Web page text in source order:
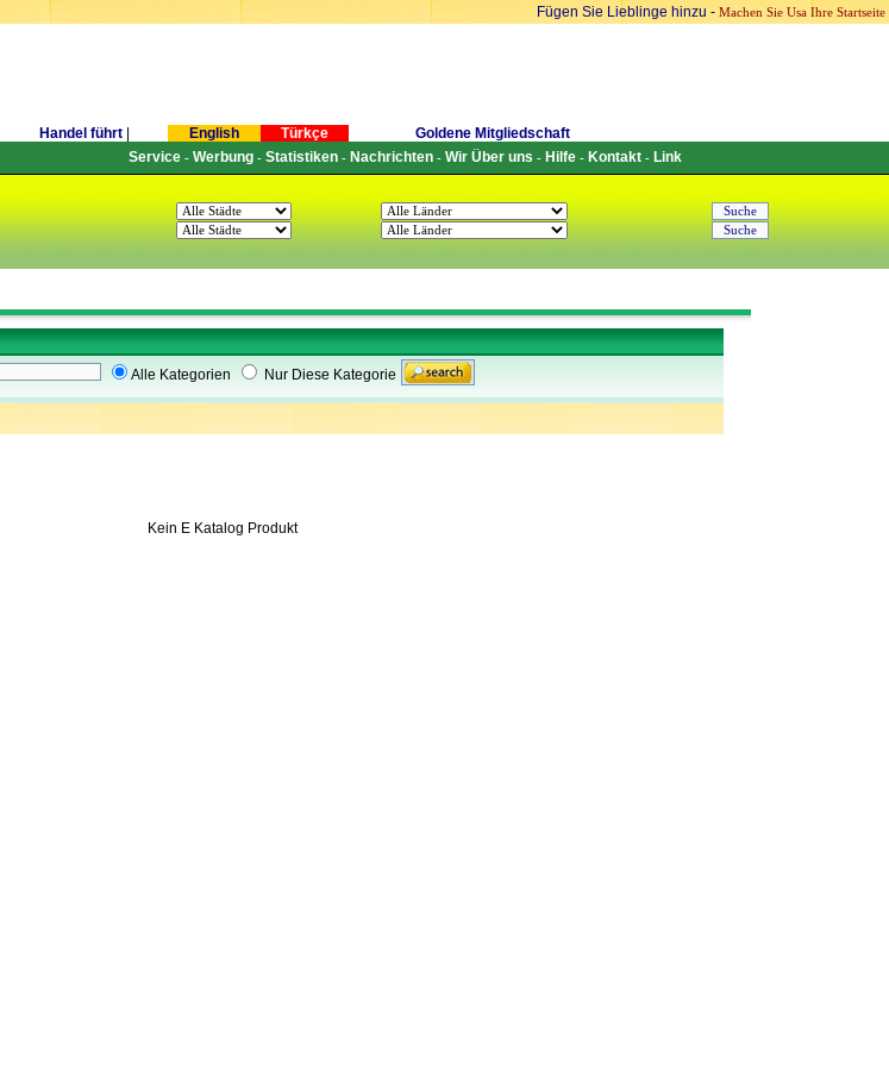
Fügen Sie Lieblinge hinzu - Machen Sie Usa Ihre Startseite
Handel führt English Türkçe Goldene Mitgliedschaft
Service- Werbung- Statistiken- Nachrichten- Wir Über uns - Hilfe- Kontakt- Link
Alle Kategorien Nur Diese Kategorie
Kein E Katalog Produkt